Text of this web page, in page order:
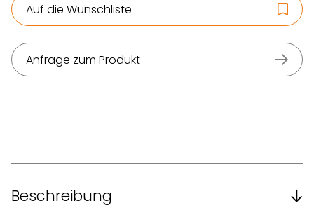
Auf die Wunschliste
Anfrage zum Produkt
Beschreibung